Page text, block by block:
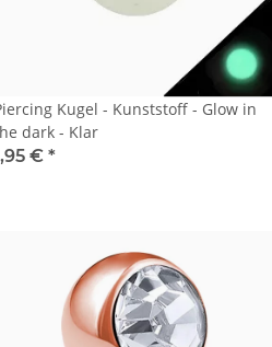
Kugel - Kunststoff - Glow in
dark - Klar
€*